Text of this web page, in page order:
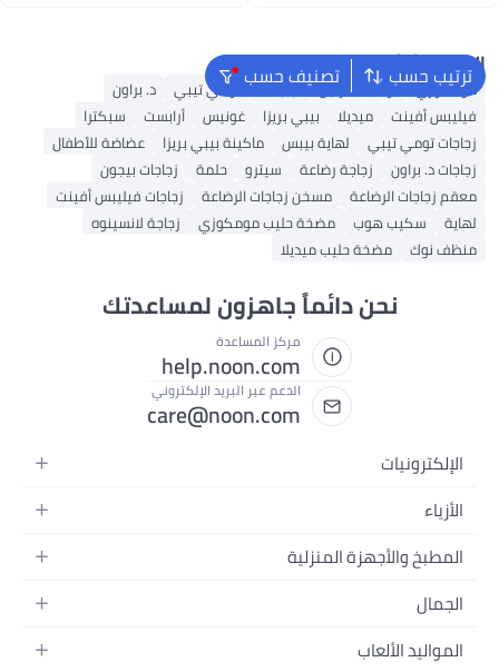
ترتيب حسب تصنيف حسب البحث الشائع
مومكوزي نوك فارلين بيبيلاند تومي تيبي
د. براون
فيليبس أفينت
ميديلا بيبي بريزا غونيس أرابست
سبكترا
زجاجات تومي تيبي
لهاية بيبس ماكينة بيبي بريزا
عضاضة للأطفال
زجاجات د. براون
زجاجة رضاعة سيترو حلمة
زجاجات بيجون
معقم زجاجات الرضاعة
مسخن زجاجات الرضاعة
زجاجات فيليبس أفينت
لهاية
سكيب هوب مضخة حليب مومكوزي
زجاجة لانسينوه
منظف نوك
مضخة حليب ميديلا
نحن دائماً جاهزون لمساعدتك
مركز المساعدة
help.noon.com
الدعم عبر البريد الإلكتروني
care@noon.com
الإلكترونيات
الهواتف المتحركة
أجهزة الكمبيوتر المحمولة
أجهزة الكمبيوتر المكتبية
سماعات الرأس
الأزياء
أزياء نسائية
أزياء الأطفال
العطور
المطبخ والأجهزة المنزلية
الأجهزة الكبيرة
أثاث غرفة النوم
الجمال
العطور
المواليد الألعاب